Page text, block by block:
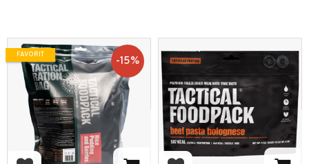
15%
FAVORIT